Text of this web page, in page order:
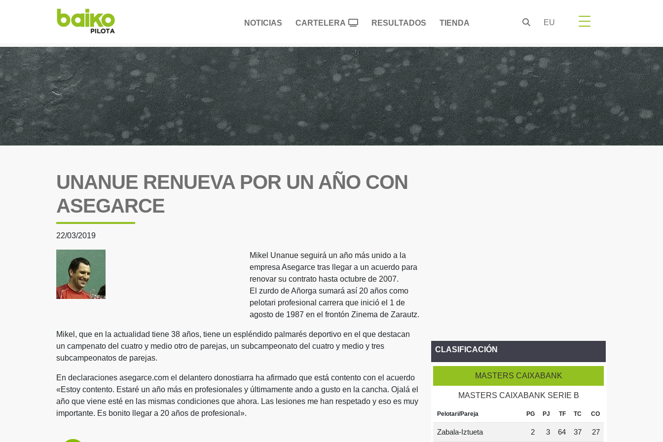
NOTICIAS CARTELERA RESULTADOS TIENDA EU
UNANUE RENUEVA POR UN AÑO CON
ASEGARCE
22/03/2019
Mikel Unanue seguirá un año más unido a la
empresa Asegarce tras llegar a un acuerdo para
renovar su contrato hasta octubre de 2007.
El zurdo de Añorga sumará así 20 años como
pelotari profesional carrera que inició el 1 de
agosto de 1987 en el frontón Zinema de Zarautz.
Mikel, que en la actualidad tiene 38 años, tiene un espléndido palmarés deportivo en el que destacan
un campenato del cuatro y medio otro de parejas, un subcampeonato del cuatro y medio y tres
subcampeonatos de parejas.
En declaraciones asegarce.com el delantero donostiarra ha afirmado que está contento con el acuerdo
«Estoy contento. Estaré un año más en profesionales y últimamente ando a gusto en la cancha. Ojalá el
año que viene esté en las mismas condiciones que ahora. Las lesiones me han respetado y eso es muy
importante. Es bonito llegar a 20 años de profesional».
CLASIFICACIÓN
MASTERS CAIXABANK
MASTERS CAIXABANK SERIE B
Pelotari/Pareja PG PJ TF TC CO
Zabala-Iztueta 2 3 64 37 27